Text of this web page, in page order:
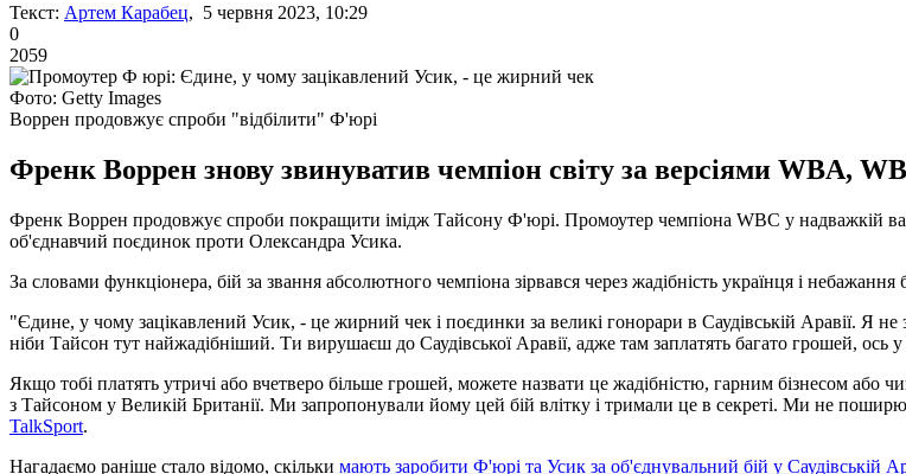
Текст: Артем Карабец, 5 червня 2023, 10:29
0
2059
Фото: Getty Images
Воррен продовжує спроби "відбілити" Ф'юрі
Френк Воррен знову звинуватив чемпіон світу за версіями WBA,
Френк Воррен продовжує спроби покращити імідж Тайсону Ф'юрі. Промоутер чемпіона WBC у надважкій
об'єднавчий поєдинок проти Олександра Усика.
За словами функціонера, бій за звання абсолютного чемпіона зірвався через жадібність українця і небажання
"Єдине, у чому зацікавлений Усик, - це жирний чек і поєдинки за великі гонорари в Саудівській Аравії. Я
ніби Тайсон тут найжадібніший. Ти вирушаєш до Саудівської Аравії, адже там заплатять багато грошей, ось
Якщо тобі платять утричі або вчетверо більше грошей, можете назвати це жадібністю, гарним бізнесом
з Тайсоном у Великій Британії. Ми запропонували йому цей бій влітку і тримали це в секреті. Ми не
TalkSport.
Нагадаємо раніше стало відомо, скільки мають заробити Ф'юрі та Усик за об'єднувальний бій у Саудівській